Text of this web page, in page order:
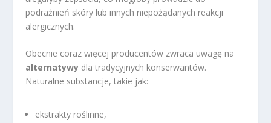
podrażnień skóry lub innych niepożądanych reakcji
alergicznych.
Obecnie coraz więcej producentów zwraca uwagę na
alternatywy dla tradycyjnych konserwantów.
Naturalne substancje, takie jak:
ekstrakty roślinne,